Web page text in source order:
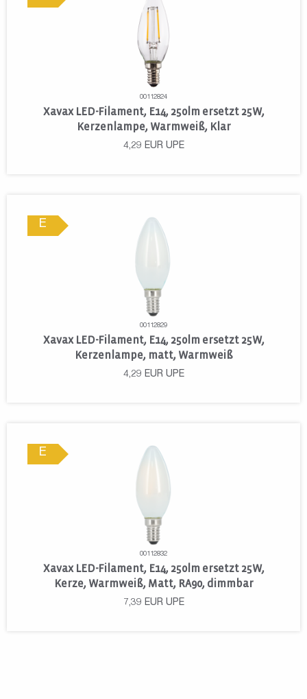
00112824
Xavax LED-Filament, E14, 250lm ersetzt 25W,
Kerzenlampe, Warmweiß, Klar
4,29 EUR UPE
E
00112829
Xavax LED-Filament, E14, 250lm ersetzt 25W,
Kerzenlampe, matt, Warmweiß
4,29 EUR UPE
E
00112832
Xavax LED-Filament, E14, 250lm ersetzt 25W,
Kerze, Warmweiß, Matt, RA90, dimmbar
7,39 EUR UPE